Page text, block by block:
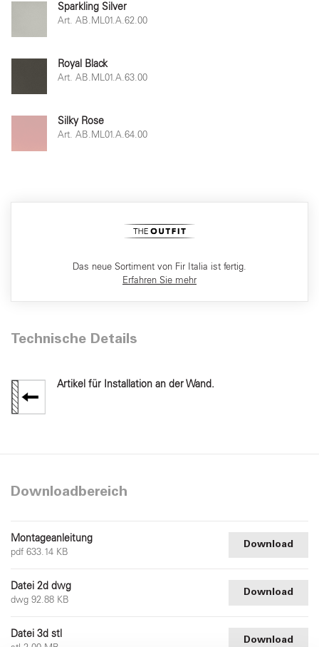
Sparkling Silver
Art. AB.ML01.A.62.00
Royal Black
Art. AB.ML01.A.63.00
Silky Rose
Art. AB.ML01.A.64.00
Das neue Sortiment von Fir Italia ist fertig.
Erfahren Sie mehr
Technische Details
Artikel für Installation an der Wand.
Downloadbereich
Montageanleitung
pdf 633.14 KB
Download
Datei 2d dwg
dwg 92.88 KB
Download
Datei 3d stl
Download